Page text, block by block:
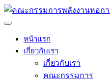
Skip
content
หน้าแรก
เกี่ยวกับเรา
เกี่ยวกับเรา
คณะกรรมการ